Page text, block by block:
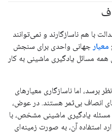
با هم ناسازگارند و نمی‌توانند
معیار جهانی واحدی برای سنجش
همه مسائل یادگیری ماشینی به کار
برسد، اما ناسازگاری معیارهای
انصاف بی‌ثمر هستند. در عوض،
یادگیری ماشینی مشخص، با
استفاده آن، به صورت زمینه‌ای